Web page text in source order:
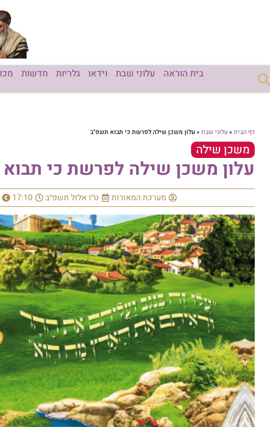
בית הוראה עלוני שבת וידאו גלריות חדשות
דף הבית » עלוני שבת » עלון משכן שילה לפרשת כי תבוא תשפ"ב
משכן שילה
עלון משכן שילה לפרשת כי
מערכת המאורות ט״ו אלול תשפ״ב 17:10